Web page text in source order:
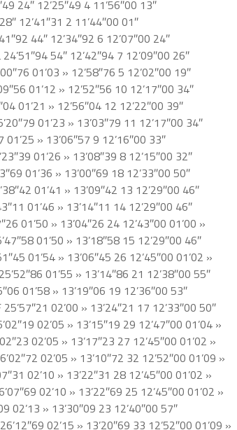
24″ 12’25″49 4 11’56″00 13″
12’41″31 2 11’44″00 01″
44″ 12’34″92 6 12’07″00 24″
54″ 12’42″94 7 12’09″00 26″
01’03 » 12’58″76 5 12’02″00 19″
01’12 » 12’52″56 10 12’17″00 34″
01’21 » 12’56″04 12 12’22″00 39″
01’23 » 13’03″79 11 12’17″00 34″
» 13’06″57 9 12’16″00 33″
01’26 » 13’08″39 8 12’15″00 32″
01’36 » 13’00″69 18 12’33″00 50″
01’41 » 13’09″42 13 12’29″00 46″
01’46 » 13’14″11 14 12’29″00 46″
01’50 » 13’04″26 24 12’43″00 01’00 »
01’50 » 13’18″58 15 12’29″00 46″
01’54 » 13’06″45 26 12’45″00 01’02 »
01’55 » 13’14″86 21 12’38″00 55″
01’58 » 13’19″06 19 12’36″00 53″
02’00 » 13’24″21 17 12’33″00 50″
02’05 » 13’15″19 29 12’47″00 01’04 »
02’05 » 13’17″23 27 12’45″00 01’02 »
02’05 » 13’10″72 32 12’52″00 01’09 »
02’10 » 13’22″31 28 12’45″00 01’02 »
02’10 » 13’22″69 25 12’45″00 01’02 »
02’13 » 13’30″09 23 12’40″00 57″
02’15 » 13’20″69 33 12’52″00 01’09 »